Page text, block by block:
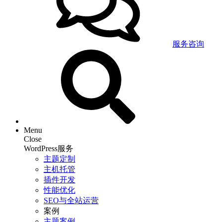
服务咨询
Menu
Close
WordPress服务
主题定制
主机托管
插件开发
性能优化
SEO与全站运营
案例